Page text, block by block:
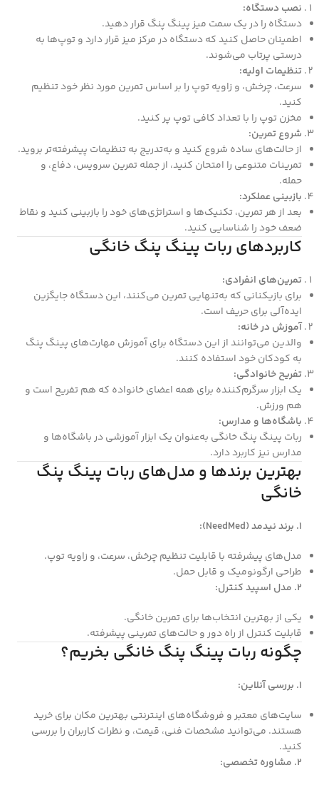
نصب دستگاه:
دستگاه را در یک سمت میز پینگ پنگ قرار دهید.
اطمینان حاصل کنید که دستگاه در مرکز میز قرار دارد و توپ‌ها به
درستی پرتاب می‌شوند.
تنظیمات اولیه:
سرعت، چرخش، و زاویه توپ را بر اساس تمرین مورد نظر خود تنظیم
کنید.
مخزن توپ را با تعداد کافی توپ پر کنید.
شروع تمرین:
از حالت‌های ساده شروع کنید و به‌تدریج به تنظیمات پیشرفته‌تر بروید.
تمرینات متنوعی را امتحان کنید، از جمله تمرین سرویس، دفاع، و
حمله.
بازبینی عملکرد:
بعد از هر تمرین، تکنیک‌ها و استراتژی‌های خود را بازبینی کنید و نقاط
ضعف خود را شناسایی کنید.
کاربردهای ربات پینگ پنگ خانگی
تمرین‌های انفرادی:
برای بازیکنانی که به‌تنهایی تمرین می‌کنند، این دستگاه جایگزین
ایده‌آلی برای حریف است.
آموزش در خانه:
والدین می‌توانند از این دستگاه برای آموزش مهارت‌های پینگ پنگ
به کودکان خود استفاده کنند.
تفریح خانوادگی:
یک ابزار سرگرم‌کننده برای همه اعضای خانواده که هم تفریح است و
هم ورزش.
باشگاه‌ها و مدارس:
ربات پینگ پنگ خانگی به‌عنوان یک ابزار آموزشی در باشگاه‌ها و
مدارس نیز کاربرد دارد.
بهترین برندها و مدل‌های ربات پینگ پنگ
خانگی
1. برند نیدمد (NeedMed):
مدل‌های پیشرفته با قابلیت تنظیم چرخش، سرعت، و زاویه توپ.
طراحی ارگونومیک و قابل حمل.
2. مدل اسپید کنترل:
یکی از بهترین انتخاب‌ها برای تمرین خانگی.
قابلیت کنترل از راه دور و حالت‌های تمرینی پیشرفته.
چگونه ربات پینگ پنگ خانگی بخریم؟
1. بررسی آنلاین:
سایت‌های معتبر و فروشگاه‌های اینترنتی بهترین مکان برای خرید
هستند. می‌توانید مشخصات فنی، قیمت، و نظرات کاربران را بررسی
کنید.
2. مشاوره تخصصی: